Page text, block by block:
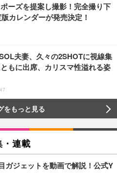
ーズを提案し撮影！完全撮り下
カレンダーが発売決定！
夫妻、久々の2SHOTに視線集
もに出席、カリスマ性溢れる姿
をもっと見る
・連載
ガジェットを動画で解説！公式Y